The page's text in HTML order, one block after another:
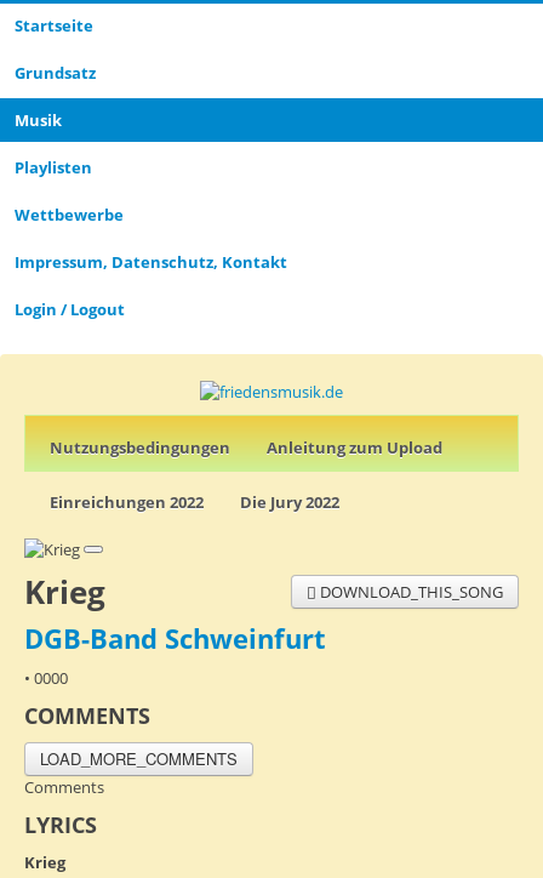
Startseite
Grund­satz­
Musik
Playlisten
Wettbewerbe
Impressum, Datenschutz, Kontakt
Login / Logout
Nutz­ungs­­­bedin­g­­ungen Anleitung zum Upload
Einreichungen 2022 Die Jury 2022
DOWNLOAD_THIS_SONG
Krieg
DGB-Band Schweinfurt
• 0000
COMMENTS
LOAD_MORE_COMMENTS
Comments
LYRICS
Krieg